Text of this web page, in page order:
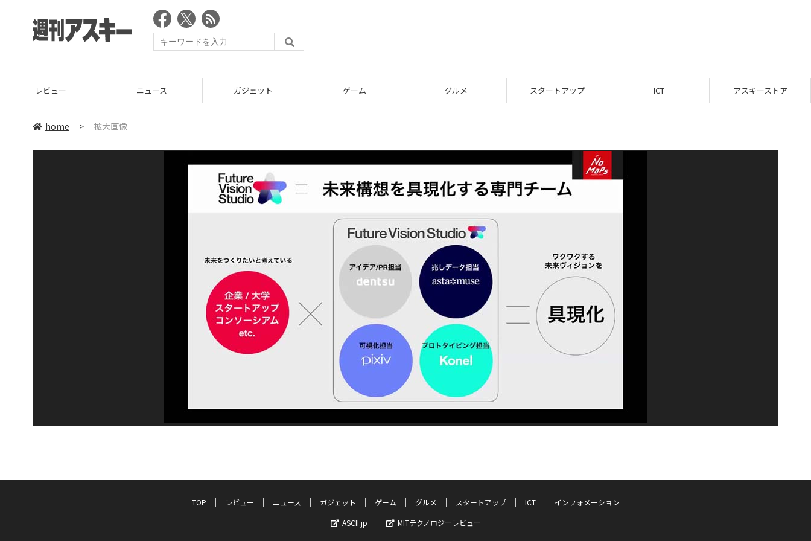
レビュー ニュース ガジェット ゲーム グルメ スタートアップ ICT アスキーストア
home > 拡大画像
TOP レビュー ニュース ガジェット ゲーム グルメ スタートアップ ICT
インフォメーション
ASCII.jp
MITテクノロジーレビュー